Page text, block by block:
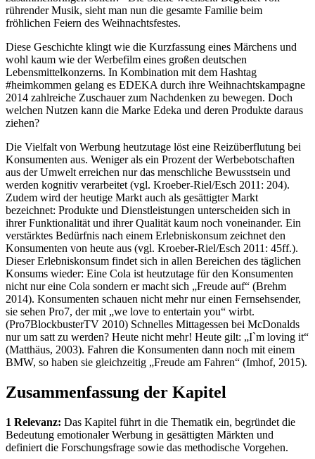
rührender Musik, sieht man nun die gesamte Familie beim
fröhlichen Feiern des Weihnachtsfestes.
Diese Geschichte klingt wie die Kurzfassung eines Märchens und
wohl kaum wie der Werbefilm eines großen deutschen
Lebensmittelkonzerns. In Kombination mit dem Hashtag
#heimkommen gelang es EDEKA durch ihre Weihnachtskampagne
2014 zahlreiche Zuschauer zum Nachdenken zu bewegen. Doch
welchen Nutzen kann die Marke Edeka und deren Produkte daraus
ziehen?
Die Vielfalt von Werbung heutzutage löst eine Reizüberflutung bei
Konsumenten aus. Weniger als ein Prozent der Werbebotschaften
aus der Umwelt erreichen nur das menschliche Bewusstsein und
werden kognitiv verarbeitet (vgl. Kroeber-Riel/Esch 2011: 204).
Zudem wird der heutige Markt auch als gesättigter Markt
bezeichnet: Produkte und Dienstleistungen unterscheiden sich in
ihrer Funktionalität und ihrer Qualität kaum noch voneinander. Ein
verstärktes Bedürfnis nach einem Erlebniskonsum zeichnet den
Konsumenten von heute aus (vgl. Kroeber-Riel/Esch 2011: 45ff.).
Dieser Erlebniskonsum findet sich in allen Bereichen des täglichen
Konsums wieder: Eine Cola ist heutzutage für den Konsumenten
nicht nur eine Cola sondern er macht sich „Freude auf“ (Brehm
2014). Konsumenten schauen nicht mehr nur einen Fernsehsender,
sie sehen Pro7, der mit „we love to entertain you“ wirbt.
(Pro7BlockbusterTV 2010) Schnelles Mittagessen bei McDonalds
nur um satt zu werden? Heute nicht mehr! Heute gilt: „I`m loving it“
(Matthäus, 2003). Fahren die Konsumenten dann noch mit einem
BMW, so haben sie gleichzeitig „Freude am Fahren“ (Imhof, 2015).
Zusammenfassung der Kapitel
1 Relevanz: Das Kapitel führt in die Thematik ein, begründet die
Bedeutung emotionaler Werbung in gesättigten Märkten und
definiert die Forschungsfrage sowie das methodische Vorgehen.